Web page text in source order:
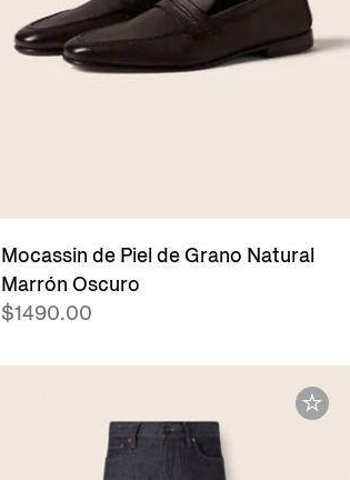
Mocassin de Piel de Grano Natural
Marrón Oscuro
$1490.00